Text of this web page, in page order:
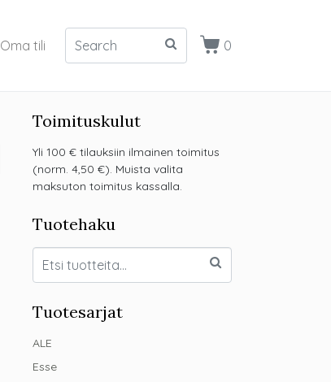
Oma tili 0
Toimituskulut
Yli 100 € tilauksiin ilmainen toimitus
(norm. 4,50 €). Muista valita
maksuton toimitus kassalla.
Tuotehaku
Tuotesarjat
ALE
Esse